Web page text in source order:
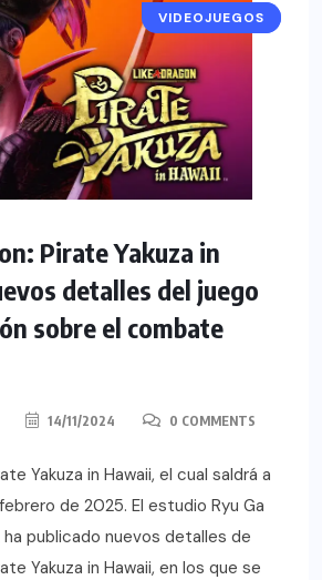
NOTICIAS
VIDEOJUEGOS
Pirate Yakuza in
detalles del juego
sobre el combate
14/11/2024 0 COMMENTS
Yakuza in Hawaii, el cual saldrá a
de 2025. El estudio Ryu Ga
ha publicado nuevos detalles de
Yakuza in Hawaii, en los que se